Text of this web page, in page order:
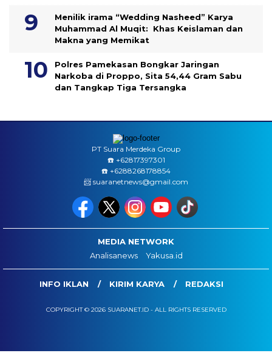
Menilik irama “Wedding Nasheed” Karya
Muhammad Al Muqit: Khas Keislaman dan
Makna yang Memikat
Polres Pamekasan Bongkar Jaringan
Narkoba di Proppo, Sita 54,44 Gram Sabu
dan Tangkap Tiga Tersangka
PT Suara Merdeka Group
☎️ ‪+62817397301
☎️ +6288268178854
📨 suaranetnews@gmail.com
MEDIA NETWORK
Analisanews
Yakusa.id
INFO IKLAN KIRIM KARYA REDAKSI
COPYRIGHT © 2026 SUARANET.ID - ALL RIGHTS RESERVED